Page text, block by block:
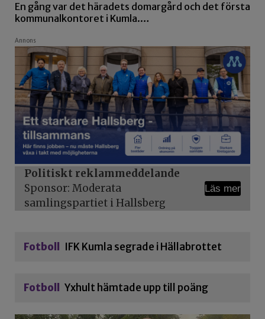
En gång var det häradets domargård och det första
kommunalkontoret i Kumla.…
Annons
Politiskt reklammeddelande
Sponsor: Moderata
samlingspartiet i Hallsberg
Läs mer
Fotboll IFK Kumla segrade i Hällabrottet
Fotboll Yxhult hämtade upp till poäng